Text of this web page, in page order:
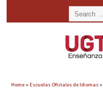
Home»Escuelas Oficiales de Idiomas»